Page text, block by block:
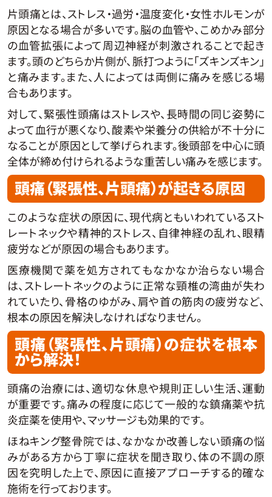
片頭痛とは、ストレス・過労・温度変化・女性ホルモンが
原因となる場合が多いです。脳の血管や、こめかみ部分
の血管拡張によって周辺神経が刺激されることで起き
ます。頭のどちらか片側が、脈打つように「ズキンズキン」
と痛みます。また、人によっては両側に痛みを感じる場
合もあります。
対して、緊張性頭痛はストレスや、長時間の同じ姿勢に
よって血行が悪くなり、酸素や栄養分の供給が不十分に
なることが原因として挙げられます。後頭部を中心に頭
全体が締め付けられるような重苦しい痛みを感じます。
頭痛（緊張性、片頭痛）が起きる原因
このような症状の原因に、現代病ともいわれているスト
レートネックや精神的ストレス、自律神経の乱れ、眼精
疲労などが原因の場合もあります。
医療機関で薬を処方されてもなかなか治らない場合
は、ストレートネックのように正常な頸椎の湾曲が失わ
れていたり、骨格のゆがみ、肩や首の筋肉の疲労など、
根本の原因を解決しなければなりません。
頭痛（緊張性、片頭痛）の症状を根本
から解決！
頭痛の治療には、適切な休息や規則正しい生活、運動
が重要です。痛みの程度に応じて一般的な鎮痛薬や抗
炎症薬を使用や、マッサージも効果的です。
ほねキング整骨院では、なかなか改善しない頭痛の悩
みがある方から丁寧に症状を聞き取り、体の不調の原
因を究明した上で、原因に直接アプローチする的確な
施術を行っております。